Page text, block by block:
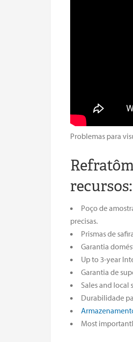
Problemas para
recursos:
Poço de
precisas.
Prismas de
Garantia
Up to 3-year
Garantia de
Sales and local
Durabilidade
Most